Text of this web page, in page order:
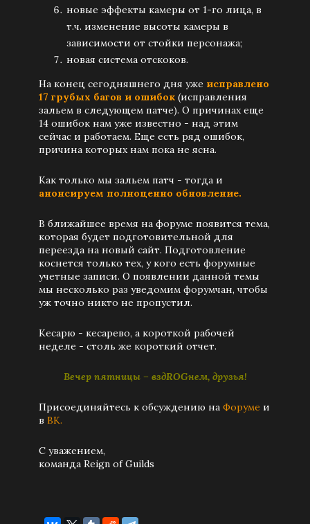
новые эффекты камеры от 1-го лица, в
т.ч. изменение высоты камеры в
зависимости от стойки персонажа;
новая система отскоков.
На конец сегодняшнего дня уже исправлено
17 грубых багов и ошибок (исправления
зальем в следующем патче). О причинах еще
14 ошибок нам уже известно - над этим
сейчас и работаем. Еще есть ряд ошибок,
причина которых нам пока не ясна.
Как только мы зальем патч - тогда и
анонсируем полноценно обновление.
В ближайшее время на форуме появится тема,
которая будет подготовительной для
переезда на новый сайт. Подготовление
коснется только тех, у кого есть форумные
учетные записи. О появлении данной темы
мы несколько раз уведомим форумчан, чтобы
уж точно никто не пропустил.
Кесарю - кесарево, а короткой рабочей
неделе - столь же короткий отчет.
Вечер пятницы – вздROGнем, друзья!
Присоединяйтесь к обсуждению на Форуме и
в ВК.
С уважением,
команда Reign of Guilds